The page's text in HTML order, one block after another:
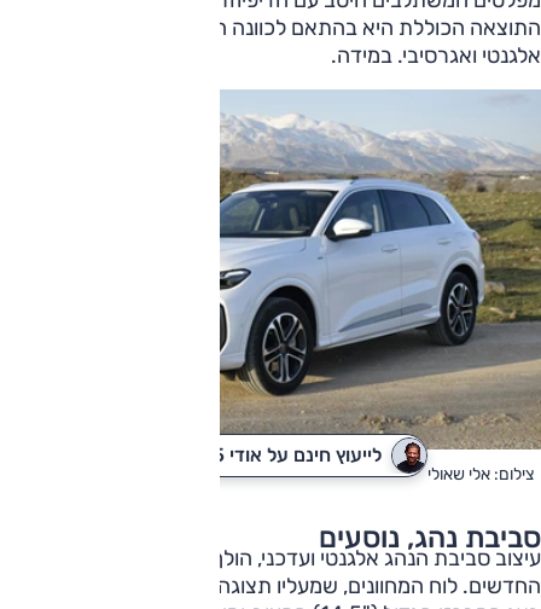
התוצאה הכוללת היא בהתאם לכוונה המקורית: רכב הנראה
אלגנטי ואגרסיבי. במידה.
צילום: אלי שאולי
לייעוץ חינם על אודי Q5
סביבת נהג, נוסעים
עיצוב סביבת הנהג אלגנטי ועדכני, הולך בעקבות דגמי אודי
החדשים. לוח המחוונים, שמעליו תצוגה עילית איכותית, משתלב